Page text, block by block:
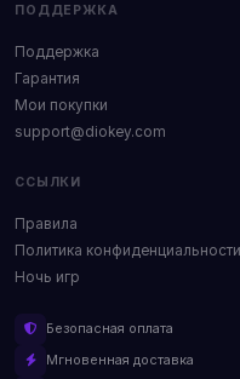
ПОДДЕРЖКА
Поддержка
Гарантия
Мои покупки
support@diokey.com
ССЫЛКИ
Правила
Политика конфиденциальности
Ночь игр
Безопасная оплата
Мгновенная доставка